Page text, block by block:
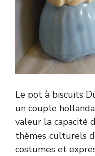
Le pot à biscuits
un couple
valeur la capacité
thèmes culturels
costumes et